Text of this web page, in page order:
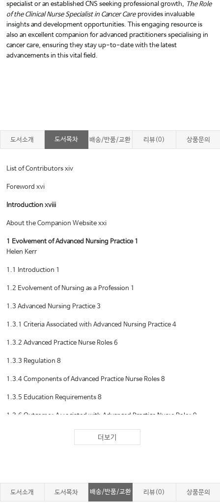
specialist or an established CNS seeking professional growth, The Role
of the Clinical Nurse Specialist in Cancer Careprovides invaluable
insights and development opportunities. This engaging resource is
also an excellent companion for advanced practitioners specialising in
cancer care, ensuring they stay up-to-date with the latest
advancements in this vital field.
도서소개 도서목차 배송/반품/교환 리뷰(0) 상품문의
List of Contributors xiv
Foreword xvi
Introduction xviii
About the Companion Website xxi
1 Evolvement of Advanced Nursing Practice 1
Helen Kerr
1.1 Introduction 1
1.2 Evolvement of Nursing as a Profession 1
1.3 Advanced Nursing Practice 3
1.3.1 Criteria Associated with Advanced Nursing Practice 4
1.3.2 Advanced Practice Nurse Roles 6
1.3.3 Regulation 8
1.3.4 Components of Advanced Practice Nurse Roles 8
1.3.5 Education Requirements 8
1.3.6 Outcomes Associated with Advanced Practice Nurse Roles 9
1.3.7 Barriers to Advanced Practice Nursing Roles 9
References 11
더보기
도서소개 도서목차 배송/반품/교환 리뷰(0) 상품문의